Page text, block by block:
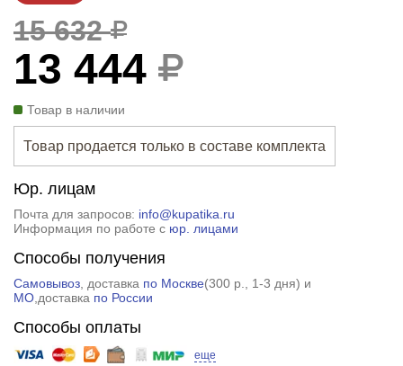
15 632
13 444
Товар в наличии
Товар продается только в составе комплекта
Юр. лицам
Почта для запросов: info@kupatika.ru
Информация по работе с юр. лицами
Способы получения
Самовывоз, доставка по Москве(300 р.
, 1-3 дня) и
МО,доставка по России
Способы оплаты
еще